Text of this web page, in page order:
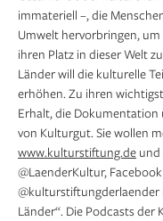
immateriell –, die
Umwelt hervorbringen,
ihren Platz in dieser Welt
Länder will die kulturelle
erhöhen. Zu ihren
Erhalt, die
von Kulturgut. Sie wollen
www.kulturstiftung.de und
@LaenderKultur,
Länder“. Die Podcasts